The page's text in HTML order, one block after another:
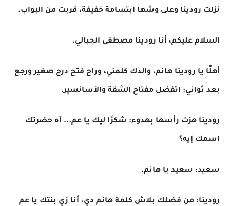
نزلت رودينا وعلى وشها ابتسامة خفيفة، قربت من البواب.
السلام عليكم، أنا رودينا مصطفى الجبالي.
أهلًا يا رودينا هانم، والدك كلمني، وراح فتح درج صغير ورجع
بعد ثواني: اتفضل مفتاح الشقة والأسانسير.
رودينا هزت رأسها بهدوء: شكرًا ليك يا عم... آه حضرتك
اسمك إيه؟
سعيد: سعيد يا هانم.
رودينا: من فضلك بلاش كلمة هانم دي، أنا زي بنتك يا عم